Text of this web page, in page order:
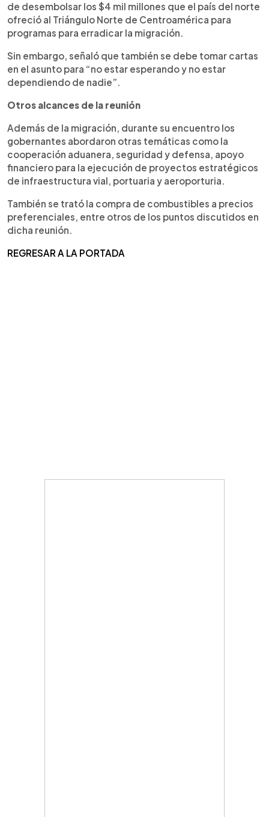
de desembolsar los $4 mil millones que el país del norte
ofreció al Triángulo Norte de Centroamérica para
programas para erradicar la migración.
Sin embargo, señaló que también se debe tomar cartas
en el asunto para “no estar esperando y no estar
dependiendo de nadie”.
Otros alcances de la reunión
Además de la migración, durante su encuentro los
gobernantes abordaron otras temáticas como la
cooperación aduanera, seguridad y defensa, apoyo
financiero para la ejecución de proyectos estratégicos
de infraestructura vial, portuaria y aeroporturia.
También se trató la compra de combustibles a precios
preferenciales, entre otros de los puntos discutidos en
dicha reunión.
REGRESAR A LA PORTADA